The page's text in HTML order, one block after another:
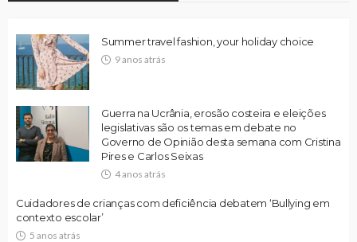
Summer travel fashion, your holiday choice
9 anos atrás
Guerra na Ucrânia, erosão costeira e eleições
legislativas são os temas em debate no
Governo de Opinião desta semana com Cristina
Pires e Carlos Seixas
4 anos atrás
Cuidadores de crianças com deficiência debatem ‘Bullying em
contexto escolar’
5 anos atrás